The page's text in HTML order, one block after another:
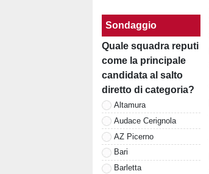
Sondaggio
Quale squadra reputi
come la principale
candidata al salto
diretto di categoria?
Altamura
Audace Cerignola
AZ Picerno
Bari
Barletta